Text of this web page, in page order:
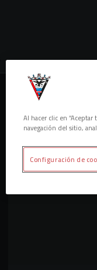
Al hacer clic en
navegación del sitio,
Configuración de